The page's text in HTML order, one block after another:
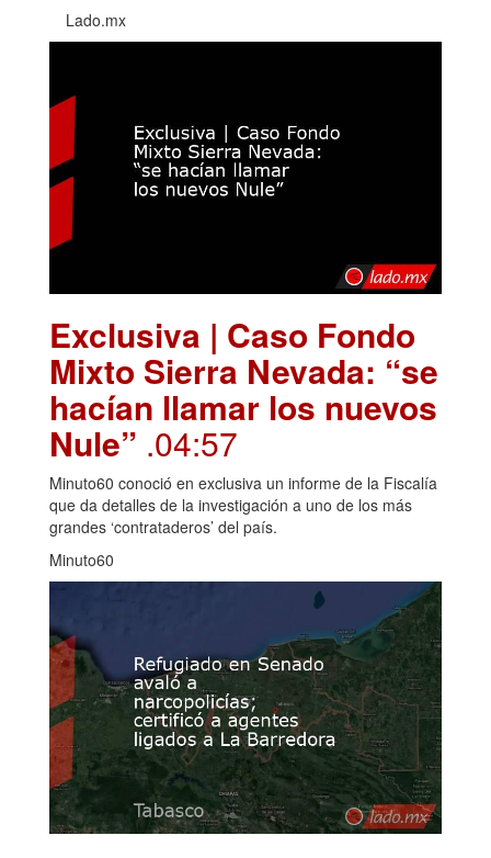
Lado.mx
Exclusiva | Caso Fondo
Mixto Sierra Nevada: “se
hacían llamar los nuevos
Nule” .04:57
Minuto60 conoció en exclusiva un informe de la Fiscalía
que da detalles de la investigación a uno de los más
grandes ‘contrataderos’ del país.
Minuto60